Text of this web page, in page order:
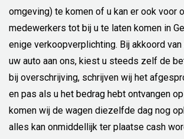
omgeving) te komen of u kan er ook voor
medewerkers tot bij u te laten komen in
enige verkoopverplichting. Bij akkoord
uw auto aan ons, kiest u steeds zelf de
bij overschrijving, schrijven wij het
en pas als u het bedrag hebt ontvangen
komen wij de wagen diezelfde dag nog
alles kan onmiddellijk ter plaatse cash